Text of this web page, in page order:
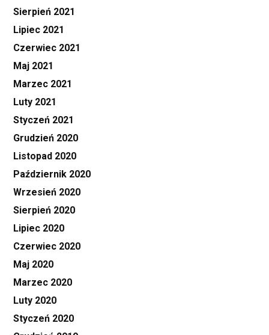
Sierpień 2021
Lipiec 2021
Czerwiec 2021
Maj 2021
Marzec 2021
Luty 2021
Styczeń 2021
Grudzień 2020
Listopad 2020
Październik 2020
Wrzesień 2020
Sierpień 2020
Lipiec 2020
Czerwiec 2020
Maj 2020
Marzec 2020
Luty 2020
Styczeń 2020